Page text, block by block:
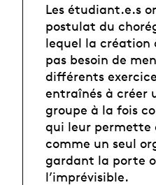
Les étudiant.e.s
postulat du
lequel la création
pas besoin de
différents
entraînés à créer
groupe à la fois
qui leur permette
comme un seul
gardant la porte
l’imprévisible.